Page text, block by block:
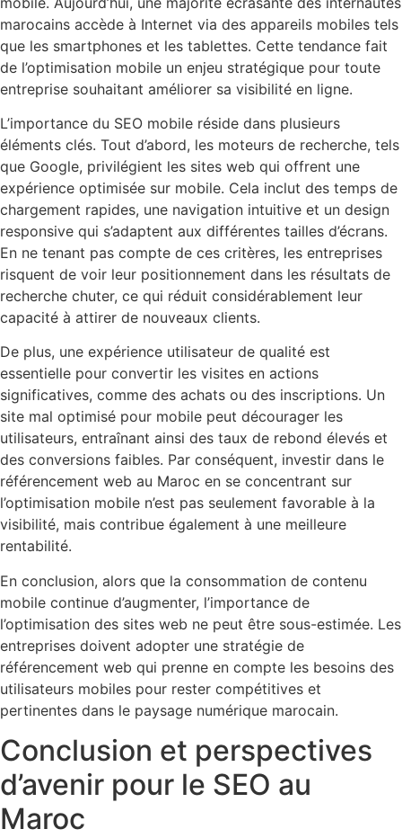
marocains accède à Internet via des appareils mobiles tels
que les smartphones et les tablettes. Cette tendance fait
de l’optimisation mobile un enjeu stratégique pour toute
entreprise souhaitant améliorer sa visibilité en ligne.
L’importance du SEO mobile réside dans plusieurs
éléments clés. Tout d’abord, les moteurs de recherche, tels
que Google, privilégient les sites web qui offrent une
expérience optimisée sur mobile. Cela inclut des temps de
chargement rapides, une navigation intuitive et un design
responsive qui s’adaptent aux différentes tailles d’écrans.
En ne tenant pas compte de ces critères, les entreprises
risquent de voir leur positionnement dans les résultats de
recherche chuter, ce qui réduit considérablement leur
capacité à attirer de nouveaux clients.
De plus, une expérience utilisateur de qualité est
essentielle pour convertir les visites en actions
significatives, comme des achats ou des inscriptions. Un
site mal optimisé pour mobile peut décourager les
utilisateurs, entraînant ainsi des taux de rebond élevés et
des conversions faibles. Par conséquent, investir dans le
référencement web au Maroc en se concentrant sur
l’optimisation mobile n’est pas seulement favorable à la
visibilité, mais contribue également à une meilleure
rentabilité.
En conclusion, alors que la consommation de contenu
mobile continue d’augmenter, l’importance de
l’optimisation des sites web ne peut être sous-estimée. Les
entreprises doivent adopter une stratégie de
référencement web qui prenne en compte les besoins des
utilisateurs mobiles pour rester compétitives et
pertinentes dans le paysage numérique marocain.
Conclusion et perspectives
d’avenir pour le SEO au
Maroc